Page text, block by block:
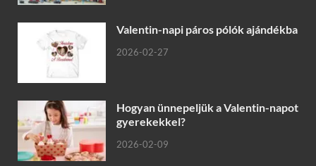
Valentin-napi páros pólók ajándékba
2026-02-27
Hogyan ünnepeljük a Valentin-napot
gyerekekkel?
2026-02-09